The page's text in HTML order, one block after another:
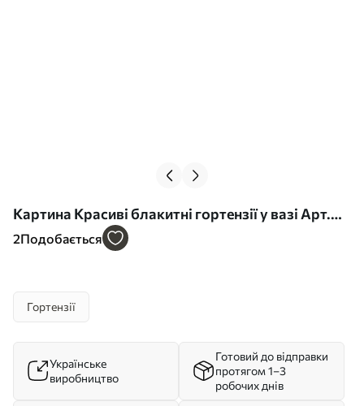
Картина Красиві блакитні гортензії у вазі Арт.
s38696
2Подобається
Гортензії
Українське
виробництво
Готовий до відправки
протягом 1–3
робочих днів